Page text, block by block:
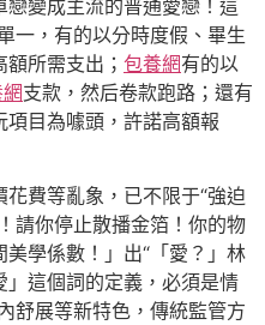
變成主流的普通愛戀！這
一，有的以分時度假、畢生
所需支出； 包養網有的以
支款，然后卷款跑路；還有
目為噱頭，許諾高額報
費等亂象，已不限于“強迫
請你停止散播金箔！你的物
學係數！」出“「愛？」林
這個詞的定義，必須是情
舒展等新特色，傳統監管方